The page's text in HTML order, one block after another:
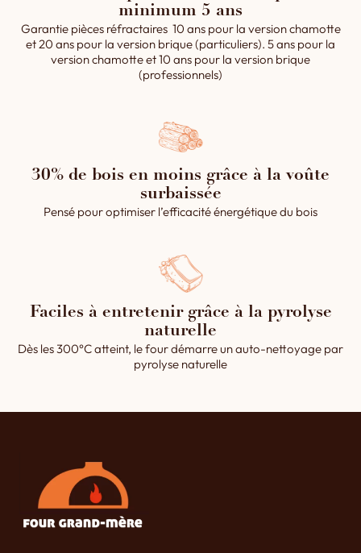
minimum 5 ans
Garantie pièces réfractaires 10 ans pour la version chamotte
et 20 ans pour la version brique (particuliers). 5 ans pour la
version chamotte et 10 ans pour la version brique
(professionnels)
30% de bois en moins grâce à la voûte
surbaissée
Pensé pour optimiser l’efficacité énergétique du bois
Faciles à entretenir grâce à la pyrolyse
naturelle
Dès les 300°C atteint, le four démarre un auto-nettoyage par
pyrolyse naturelle